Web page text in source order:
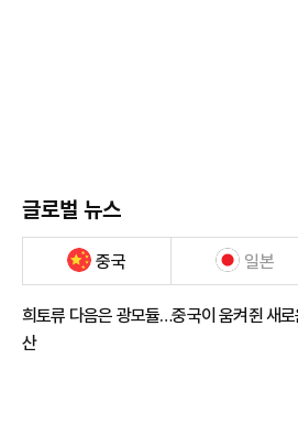
글로벌 뉴스
중국 일본
희토류 다음은 광모듈…중국이 움켜쥔 새
산